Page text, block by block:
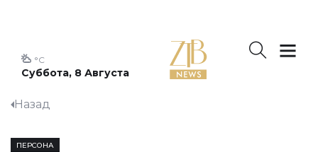
Суббота, 8 Августа
°C
Назад
ПЕРСОНА